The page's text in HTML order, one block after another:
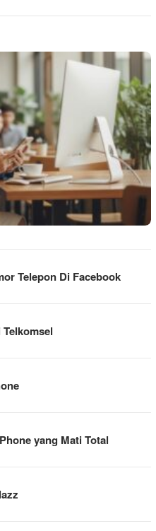
Telepon Di Facebook
yang Mati Total